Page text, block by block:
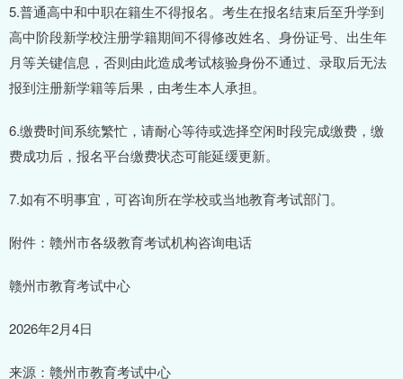
5.普通高中和中职在籍生不得报名。考生在报名结束后至升学到
高中阶段新学校注册学籍期间不得修改姓名、身份证号、出生年
月等关键信息，否则由此造成考试核验身份不通过、录取后无法
报到注册新学籍等后果，由考生本人承担。
6.缴费时间系统繁忙，请耐心等待或选择空闲时段完成缴费，缴
费成功后，报名平台缴费状态可能延缓更新。
7.如有不明事宜，可咨询所在学校或当地教育考试部门。
附件：赣州市各级教育考试机构咨询电话
赣州市教育考试中心
2026年2月4日
来源：赣州市教育考试中心